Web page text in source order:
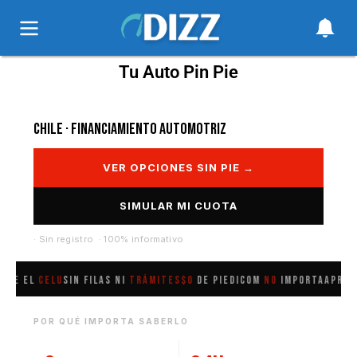
Tu Auto Pin Pie
Chile · Financiamiento Automotriz
VER OPCIONES SIN PIE →
SIMULAR MI CUOTA
· Sin registro · 100% informativo
el celuSin filas ni trámites$0de pieDicom noimporta
POR QUÉ IMPORTA SABERLO